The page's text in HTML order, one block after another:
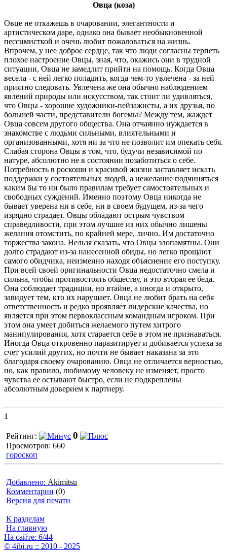
Овца (коза)
Овце не откажешь в очаровании, элегантности и
артистическом даре, однако она бывает необыкновенной
пессимисткой и очень любит пожаловаться на жизнь.
Впрочем, у нее доброе сердце, так что люди согласны терпеть
плохое настроение Овцы, зная, что, окажись они в трудной
ситуации, Овца не замедлит прийти на помощь. Когда Овца
весела - с ней легко поладить, когда чем-то увлечена - за ней
приятно следовать. Увлечена же она обычно наблюдением
явлений природы или искусством, так стоит ли удивляться,
что Овцы - хорошие художники-пейзажисты, а их друзья, по
большей части, представители богемы? Между тем, жаждет
Овца совсем другого общества. Она отчаянно нуждается в
знакомстве с людьми сильными, влиятельными и
организованными, хотя ни за что не позволит им опекать себя.
Слабая сторона Овцы в том, что, будучи независимой по
натуре, абсолютно не в состоянии позаботиться о себе.
Потребность в роскоши и красивой жизни заставляет искать
поддержки у состоятельных людей, а нежелание подчиняться
каким бы то ни было правилам требует самостоятельных и
свободных суждений. Именно поэтому Овца никогда не
бывает уверена ни в себе, ни в своем будущем, из-за чего
изрядно страдает. Овцы обладают острым чувством
справедливости, при этом лучшие из них обычно лишены
желания отомстить, по крайней мере, лично. Им достаточно
торжества закона. Нельзя сказать, что Овцы злопамятны. Они
долго страдают из-за нанесенной обиды, но легко прощают
самого обидчика, неизменно находя объяснение его поступку.
При всей своей оригинальности Овца недостаточно смела и
сильна, чтобы противостоять обществу, и это вторая ее беда.
Она соблюдает традиции, но втайне, а иногда и открыто,
завидует тем, кто их нарушает. Овца не любит брать на себя
ответственность и редко проявляет лидерские качества, но
является при этом первоклассным командным игроком. При
этом она умеет добиться желаемого путем хитрого
манипулирования, хотя старается себе в этом не признаваться.
Иногда Овца откровенно паразитирует и добивается успеха за
счет усилий других, но почти не бывает наказана за это
благодаря своему очарованию. Овца не отличается верностью,
но, как правило, любимому человеку не изменяет, просто
чувства ее остывают быстро, если не подкреплены
абсолютным доверием к партнеру.
1
Рейтинг: 0
Просмотров: 660
гороскоп
Добавлено: Akimitsu
Комментарии (0)
Версия для печати
К разделам
На главную
На сайте: 6/44
© 4ibi.ru :: 2010 - 2025